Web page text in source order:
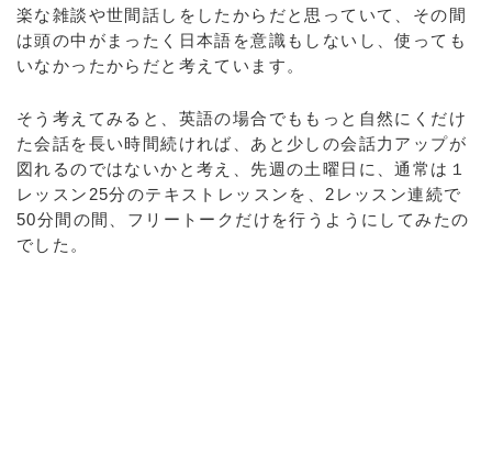
楽な雑談や世間話しをしたからだと思っていて、その間
は頭の中がまったく日本語を意識もしないし、使っても
いなかったからだと考えています。
そう考えてみると、英語の場合でももっと自然にくだけ
た会話を長い時間続ければ、あと少しの会話力アップが
図れるのではないかと考え、先週の土曜日に、通常は１
レッスン25分のテキストレッスンを、2レッスン連続で
50分間の間、フリートークだけを行うようにしてみたの
でした。